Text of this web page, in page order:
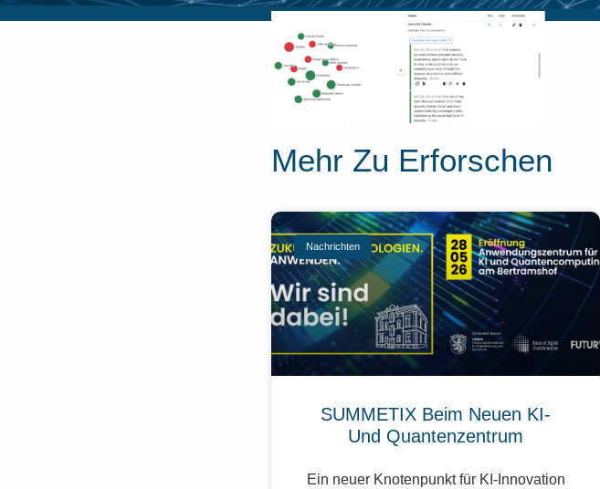
Mehr Zu Erforschen
Nachrichten
SUMMETIX Beim Neuen KI-
Und Quantenzentrum
Ein neuer Knotenpunkt für KI-Innovation